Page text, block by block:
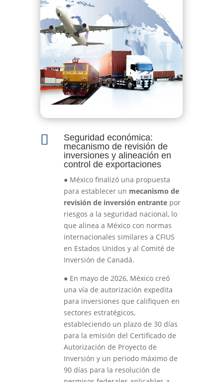

Seguridad económica:
mecanismo de revisión de
inversiones y alineación en
control de exportaciones
● México finalizó una propuesta
para establecer un mecanismo de
revisión de inversión entrante por
riesgos a la seguridad nacional, lo
que alinea a México con normas
internacionales similares a CFIUS
en Estados Unidos y al Comité de
Inversión de Canadá.
● En mayo de 2026, México creó
una vía de autorización expedita
para inversiones que califiquen en
sectores estratégicos,
estableciendo un plazo de 30 días
para la emisión del Certificado de
Autorización de Proyecto de
Inversión y un periodo máximo de
90 días para la resolución de